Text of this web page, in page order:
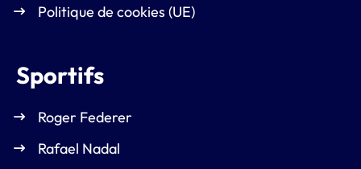
Politique de cookies (UE)
Sportifs
Roger Federer
Rafael Nadal